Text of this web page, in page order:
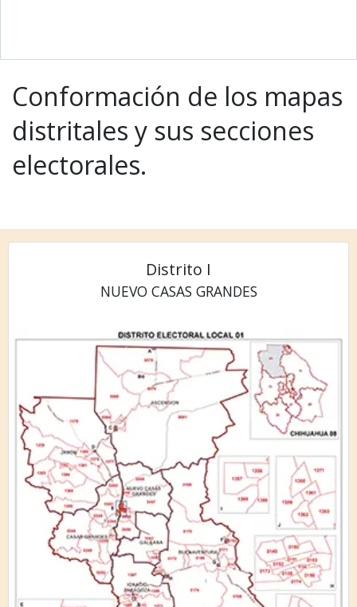
Conformación de los mapas
distritales y sus secciones
electorales.
Distrito I
NUEVO CASAS GRANDES